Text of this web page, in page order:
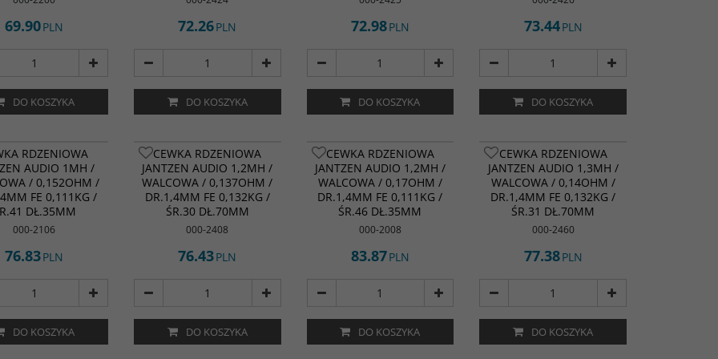
69.90PLN
DO KOSZYKA
72.26PLN
DO KOSZYKA
72.98PLN
DO KOSZYKA
73.44PLN
DO KOSZYKA
RDZENIOWA
AUDIO 1MH /
/ 0,152OHM /
FE 0,111KG /
DŁ.35MM
000-2106
76.83PLN
DO KOSZYKA
CEWKA RDZENIOWA
JANTZEN AUDIO 1,2MH /
WALCOWA / 0,137OHM /
DR.1,4MM FE 0,132KG /
ŚR.30 DŁ.70MM
000-2408
76.43PLN
DO KOSZYKA
CEWKA RDZENIOWA
JANTZEN AUDIO 1,2MH /
WALCOWA / 0,17OHM /
DR.1,4MM FE 0,111KG /
ŚR.46 DŁ.35MM
000-2008
83.87PLN
DO KOSZYKA
CEWKA RDZENIOWA
JANTZEN AUDIO 1,3MH /
WALCOWA / 0,14OHM /
DR.1,4MM FE 0,132KG /
ŚR.31 DŁ.70MM
000-2460
77.38PLN
DO KOSZYKA